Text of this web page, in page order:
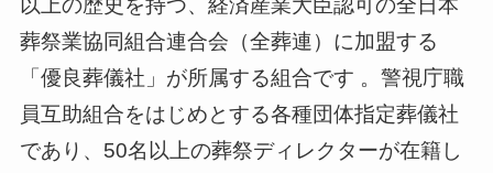
葬祭業協同組合連合会（全葬連）に加盟する
「優良葬儀社」が所属する組合です 。警視庁職
員互助組合をはじめとする各種団体指定葬儀社
であり、50名以上の葬祭ディレクターが在籍し